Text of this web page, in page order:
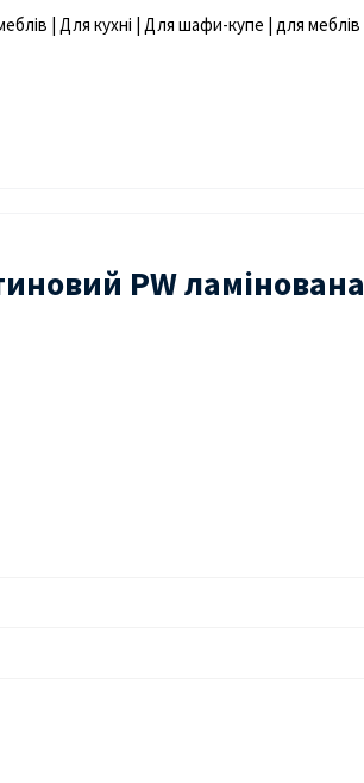
| Для кухні | Для шафи-купе | для меблів
PW ламінована